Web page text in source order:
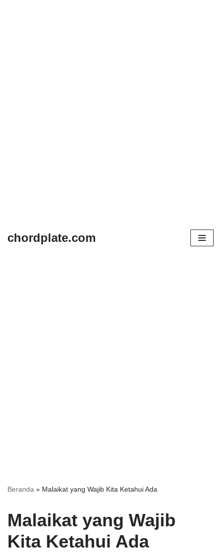
chordplate.com
Beranda » Malaikat yang Wajib Kita Ketahui Ada
Malaikat yang Wajib
Kita Ketahui Ada